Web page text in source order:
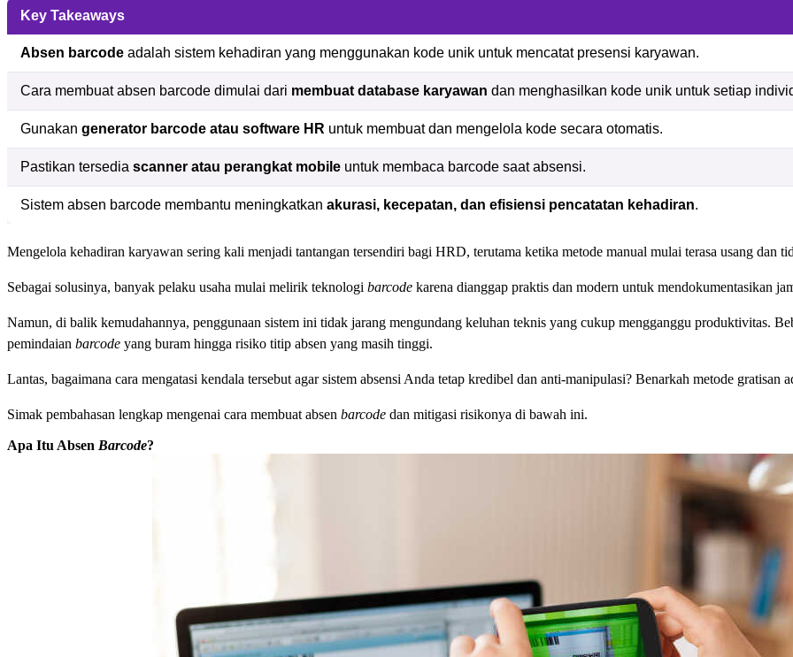
Key Takeaways
Absen barcode adalah sistem kehadiran yang menggunakan kode unik untuk mencatat presensi karyawan.
Cara membuat absen barcode dimulai dari membuat database karyawan dan menghasilkan kode unik untuk setiap
Gunakan generator barcode atau software HR untuk membuat dan mengelola kode secara otomatis.
Pastikan tersedia scanner atau perangkat mobile untuk membaca barcode saat absensi.
Sistem absen barcode membantu meningkatkan akurasi, kecepatan, dan efisiensi pencatatan kehadiran.
Mengelola kehadiran karyawan sering kali menjadi tantangan tersendiri bagi HRD, terutama ketika metode manual mulai terasa usang dan
Sebagai solusinya, banyak pelaku usaha mulai melirik teknologi barcode karena dianggap praktis dan modern untuk mendokumentasikan
Namun, di balik kemudahannya, penggunaan sistem ini tidak jarang mengundang keluhan teknis yang cukup mengganggu produktivitas.
pemindaian barcode yang buram hingga risiko titip absen yang masih tinggi.
Lantas, bagaimana cara mengatasi kendala tersebut agar sistem absensi Anda tetap kredibel dan anti-manipulasi? Benarkah metode
Simak pembahasan lengkap mengenai cara membuat absen barcode dan mitigasi risikonya di bawah ini.
Apa Itu Absen Barcode?